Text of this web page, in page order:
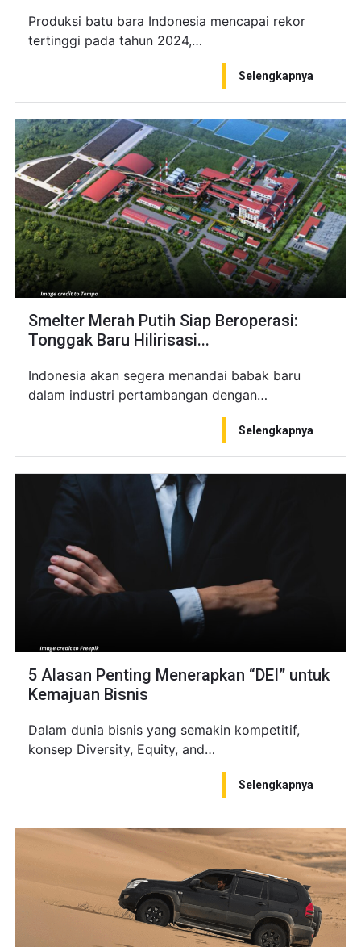
Produksi batu bara Indonesia mencapai rekor
tertinggi pada tahun 2024,…
Selengkapnya
Smelter Merah Putih Siap Beroperasi:
Tonggak Baru Hilirisasi...
Indonesia akan segera menandai babak baru
dalam industri pertambangan dengan…
Selengkapnya
5 Alasan Penting Menerapkan “DEI” untuk
Kemajuan Bisnis
Dalam dunia bisnis yang semakin kompetitif,
konsep Diversity, Equity, and…
Selengkapnya